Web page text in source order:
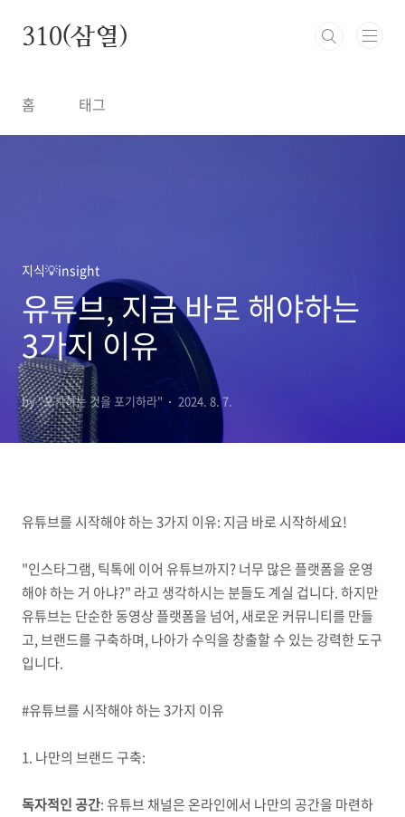
310(삼열)
홈 태그
지식💡insight
유튜브, 지금 바로 해야하는
3가지 이유
by "포기하는 것을 포기하라" 2024. 8. 7.
유튜브를 시작해야 하는 3가지 이유: 지금 바로 시작하세요!
"인스타그램, 틱톡에 이어 유튜브까지? 너무 많은 플랫폼을 운영
해야 하는 거 아냐?" 라고 생각하시는 분들도 계실 겁니다. 하지만
유튜브는 단순한 동영상 플랫폼을 넘어, 새로운 커뮤니티를 만들
고, 브랜드를 구축하며, 나아가 수익을 창출할 수 있는 강력한 도구
입니다.
#유튜브를 시작해야 하는 3가지 이유
1. 나만의 브랜드 구축:
독자적인 공간: 유튜브 채널은 온라인에서 나만의 공간을 마련하